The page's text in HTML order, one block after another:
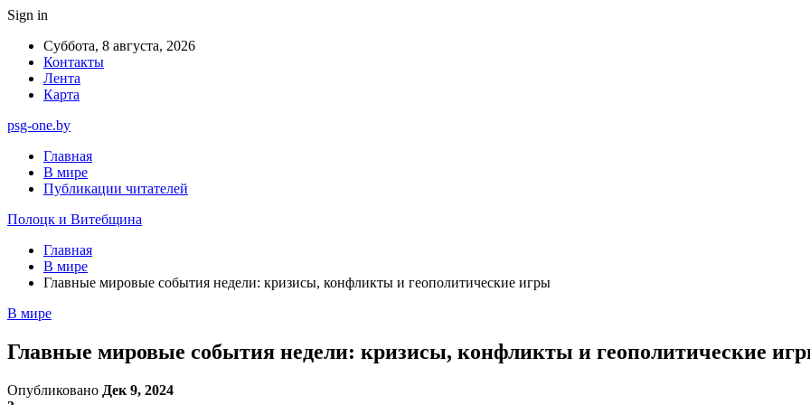
Sign in
Суббота, 8 августа, 2026
Контакты
Лента
Карта
psg-one.by
Главная
В мире
Публикации читателей
Полоцк и Витебщина
Главная
В мире
Главные мировые события недели: кризисы, конфликты и геополитические игры
В мире
Главные мировые события недели: кризисы, конфликты и геополитические
Опубликовано Дек 9, 2024